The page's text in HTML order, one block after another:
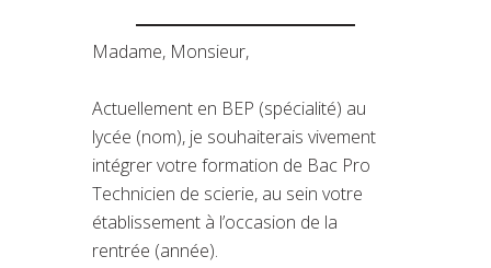
Madame, Monsieur,
Actuellement en BEP (spécialité) au
lycée (nom), je souhaiterais vivement
intégrer votre formation de Bac Pro
Technicien de scierie, au sein votre
établissement à l’occasion de la
rentrée (année).